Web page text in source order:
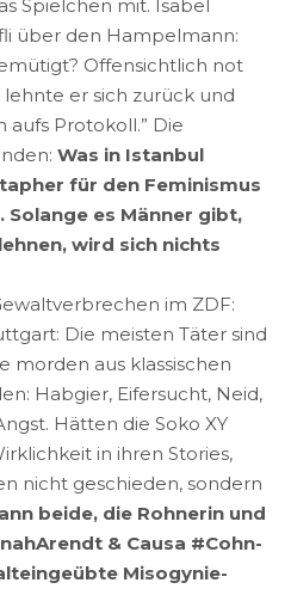
Spielchen mit. Isabel
über den Hampelmann:
Offensichtlich not
lehnte er sich zurück und
aufs Protokoll.” Die
Was in Istanbul
für den Feminismus
Solange es Männer gibt,
wird sich nichts
im ZDF:
Die meisten Täter sind
morden aus klassischen
Habgier, Eifersucht, Neid,
Hätten die Soko XY
in ihren Stories,
nicht geschieden, sondern
beide, die Rohnerin und
& Causa #Cohn-
Misogynie-